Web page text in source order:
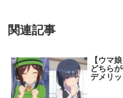
関連記事
【ウマ
どちら
デメリ